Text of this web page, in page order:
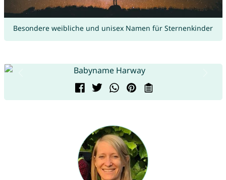
Besondere weibliche und unisex Namen für Sternenkinder